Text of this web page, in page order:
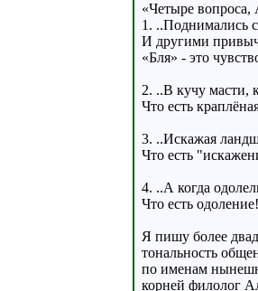
«Четыре вопроса,
1. ..Поднимались
И другими
«Бля» - это
2. ..В кучу масти,
Что есть
3. ..Искажая
Что есть
4. ..А когда
Что есть
Я пишу более
тональность
по именам
корней филолог